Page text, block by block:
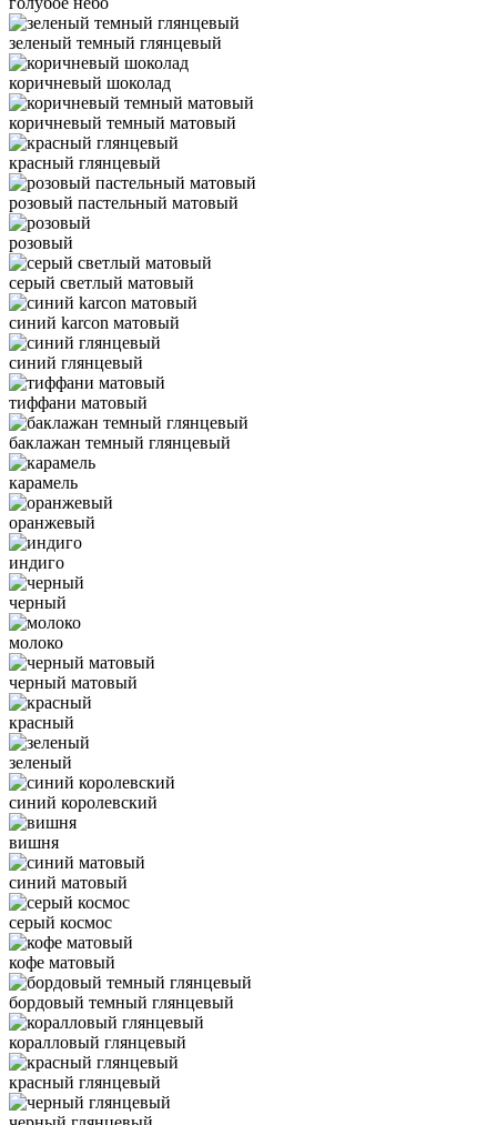
зеленый темный глянцевый
коричневый шоколад
коричневый темный матовый
красный глянцевый
розовый пастельный матовый
розовый
серый светлый матовый
синий karcon матовый
синий глянцевый
тиффани матовый
баклажан темный глянцевый
карамель
оранжевый
индиго
черный
молоко
черный матовый
красный
зеленый
синий королевский
вишня
синий матовый
серый космос
кофе матовый
бордовый темный глянцевый
коралловый глянцевый
красный глянцевый